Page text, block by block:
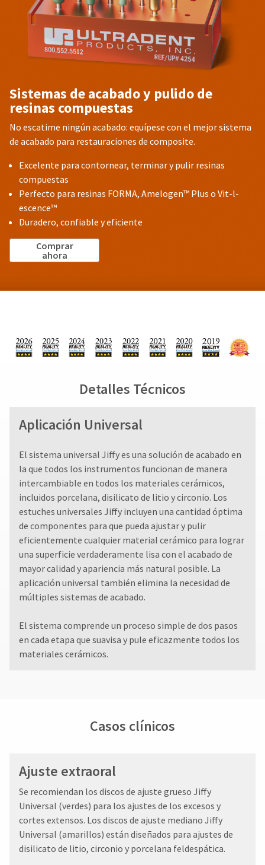
Sistemas de acabado y pulido de
resinas compuestas
No escatime ningún acabado: equípese con el mejor sistema
de acabado para restauraciones de composite.
Excelente para contornear, terminar y pulir resinas
compuestas
Perfecto para resinas FORMA, Amelogen™ Plus o Vit-l-
escence™
Duradero, confiable y eficiente
Comprar
ahora
Detalles Técnicos
Aplicación Universal
El sistema universal Jiffy es una solución de acabado en
la que todos los instrumentos funcionan de manera
intercambiable en todos los materiales cerámicos,
incluidos porcelana, disilicato de litio y circonio. Los
estuches universales Jiffy incluyen una cantidad óptima
de componentes para que pueda ajustar y pulir
eficientemente cualquier material cerámico para lograr
una superficie verdaderamente lisa con el acabado de
mayor calidad y apariencia más natural posible. La
aplicación universal también elimina la necesidad de
múltiples sistemas de acabado.
El sistema comprende un proceso simple de dos pasos
en cada etapa que suavisa y pule eficazmente todos los
materiales cerámicos.
Casos clínicos
Ajuste extraoral
Se recomiendan los discos de ajuste grueso Jiffy
Universal (verdes) para los ajustes de los excesos y
cortes extensos. Los discos de ajuste mediano Jiffy
Universal (amarillos) están diseñados para ajustes de
disilicato de litio, circonio y porcelana feldespática.